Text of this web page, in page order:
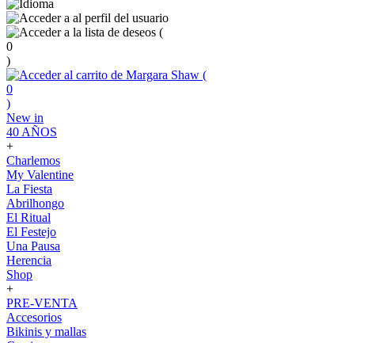
(
0
)
(
0
)
New in
40 AÑOS
+
Charlemos
My Valentine
La Fiesta
Abrilhongo
El Ritual
El Festejo
Una Pausa
Herencia
Shop
+
PRE-VENTA
Accesorios
Bikinis y mallas